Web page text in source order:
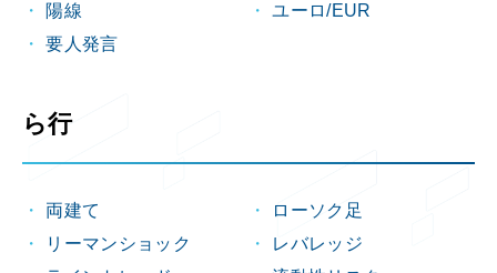
陽線
ユーロ/EUR
要人発言
ら行
両建て
ローソク足
リーマンショック
レバレッジ